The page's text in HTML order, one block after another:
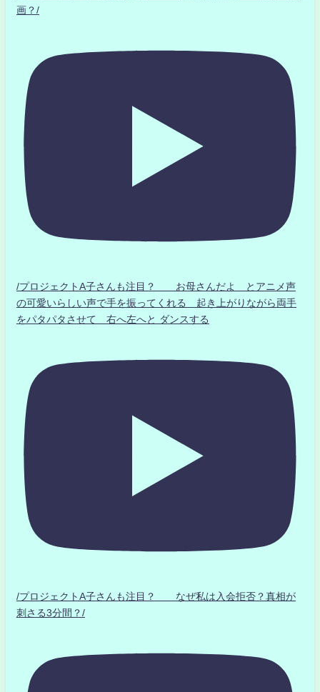
画？/
/プロジェクトA子さんも注目？ お母さんだよ とアニメ声
の可愛いらしい声で手を振ってくれる 起き上がりながら両手
をパタパタさせて 右へ左へと ダンスする
/プロジェクトA子さんも注目？ なぜ私は入会拒否？真相が
刺さる3分間？/